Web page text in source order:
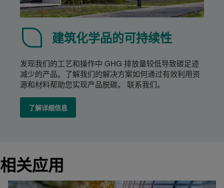
建筑化学品的可持续性
发现我们的工艺和操作中 GHG 排放量较低导致碳足迹
减少的产品。了解我们的解决方案如何通过有效利用资
源和材料帮助您实现产品脱碳。 联系我们。
了解详细信息
相关应用